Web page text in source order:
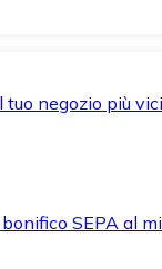
negozio più
SEPA al